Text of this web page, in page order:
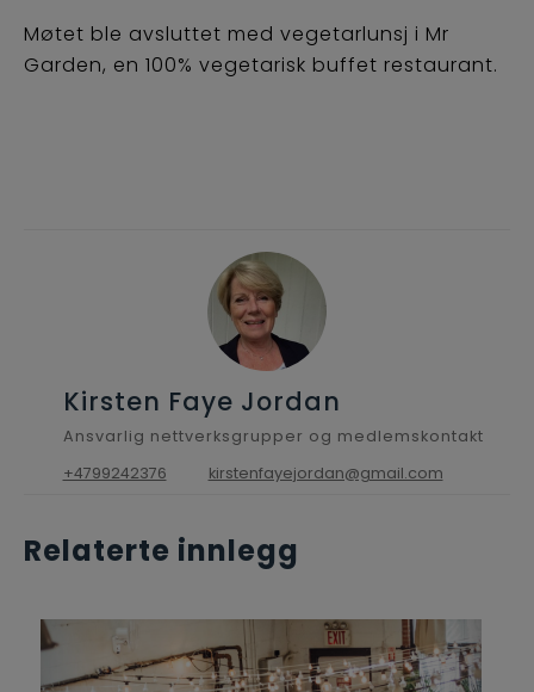
Møtet ble avsluttet med vegetarlunsj i Mr
Garden, en 100% vegetarisk buffet restaurant.
Kirsten Faye Jordan
Ansvarlig nettverksgrupper og medlemskontakt
+4799242376
kirstenfayejordan@gmail.com
Relaterte innlegg